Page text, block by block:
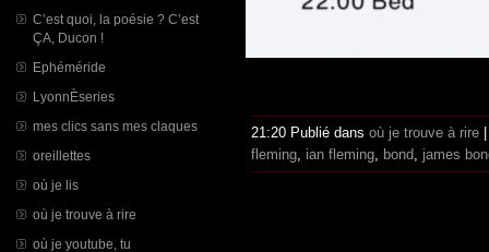
C’est quoi, la poésie ? C’est
ÇA, Ducon !
Ephéméride
LyonnÈseries
mes clics sans mes claques
oreillettes
où je lis
où je trouve à rire
où je youtube, tu
21:20 Publié dans où je trouve à rire
fleming, ian fleming, bond, james